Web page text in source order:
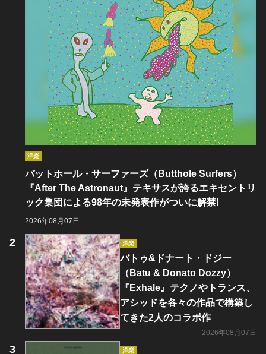
洋楽
バットホール・サーファーズ（Butthole Surfers）
『After The Astronaut』テキサスが誇るエキセントリ
ック集団による98年の未発表作がついに解禁!
2026年08月07日
洋楽
バトゥ&ドナート・ドジー
（Batu & Donato Dozzy）
『Exhale』テクノやトランス、
アシッドを各々の作品で構築し
てきた2人のコラボ作
2026年08月07日
洋楽